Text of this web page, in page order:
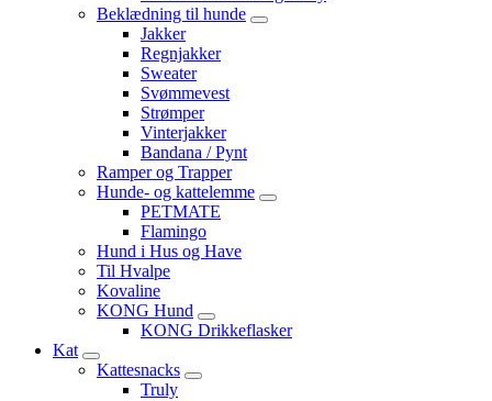
Beklædning til hunde
Jakker
Regnjakker
Sweater
Svømmevest
Strømper
Vinterjakker
Bandana / Pynt
Ramper og Trapper
Hunde- og kattelemme
PETMATE
Flamingo
Hund i Hus og Have
Til Hvalpe
Kovaline
KONG Hund
KONG Drikkeflasker
Kat
Kattesnacks
Truly